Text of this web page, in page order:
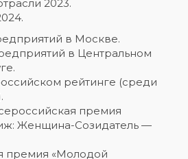
2023.
в Москве.
в Центральном
рейтинге (среди
премия
Женщина-Созидатель —
премия «Молодой